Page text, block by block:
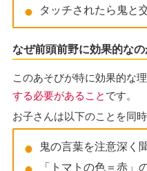
タッチされたら鬼と
なぜ前頭前野に効果的な
このあそびが特に効果的な理
する必要があること です。
お子さんは以下のことを同
鬼の言葉を注意深く
「トマトの色＝赤」